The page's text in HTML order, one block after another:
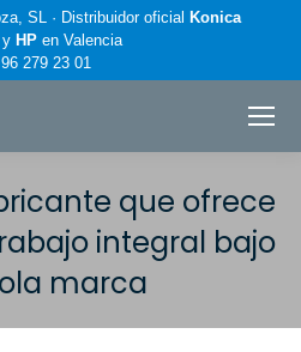
SL · Distribuidor oficial Konica
HP en Valencia
96 279 23 01
que ofrece
integral bajo
marca